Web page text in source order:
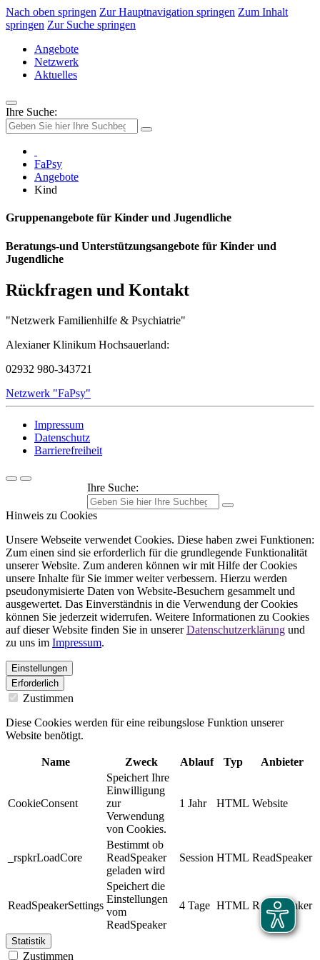
Nach oben springen Zur Hauptnavigation springen Zum Inhalt
springen Zur Suche springen
Angebote
Netzwerk
Aktuelles
Ihre Suche:
FaPsy
Angebote
Kind
Gruppenangebote für Kinder und Jugendliche
Beratungs-und Unterstützungsangebote für Kinder und
Jugendliche
Rückfragen und Kontakt
"Netzwerk Familienhilfe & Psychiatrie"
Alexianer Klinikum Hochsauerland:
02932 980-343721
Netzwerk "FaPsy"
Impressum
Datenschutz
Barrierefreiheit
Ihre Suche:
Hinweis zu Cookies
Unsere Webseite verwendet Cookies. Diese haben zwei Funktionen:
Zum einen sind sie erforderlich für die grundlegende Funktionalität
unserer Website. Zum anderen können wir mit Hilfe der Cookies
unsere Inhalte für Sie immer weiter verbessern. Hierzu werden
pseudonymisierte Daten von Website-Besuchern gesammelt und
ausgewertet. Das Einverständnis in die Verwendung der Cookies
können Sie jederzeit widerrufen. Weitere Informationen zu Cookies
auf dieser Website finden Sie in unsererDatenschutzerklärung und
zu uns im Impressum.
Einstellungen
Erforderlich
Zustimmen
Diese Cookies werden für eine reibungslose Funktion unserer
Website benötigt.
Name Zweck Ablauf Typ Anbieter
CookieConsent
Speichert Ihre
Einwilligung
zur
Verwendung
von Cookies.
1 Jahr HTML Website
_rspkrLoadCore
Bestimmt ob
ReadSpeaker
geladen wird
Session HTML ReadSpeaker
ReadSpeakerSettings
Speichert die
Einstellungen
vom
ReadSpeaker
4 Tage HTML ReadSpeaker
Statistik
Zustimmen